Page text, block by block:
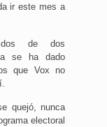
ir este mes a
de dos
se ha dado
que Vox no
quejó, nunca
electoral